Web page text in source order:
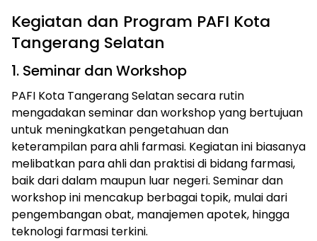
Kegiatan dan Program PAFI Kota
Tangerang Selatan
1. Seminar dan Workshop
PAFI Kota Tangerang Selatan secara rutin
mengadakan seminar dan workshop yang bertujuan
untuk meningkatkan pengetahuan dan
keterampilan para ahli farmasi. Kegiatan ini biasanya
melibatkan para ahli dan praktisi di bidang farmasi,
baik dari dalam maupun luar negeri. Seminar dan
workshop ini mencakup berbagai topik, mulai dari
pengembangan obat, manajemen apotek, hingga
teknologi farmasi terkini.